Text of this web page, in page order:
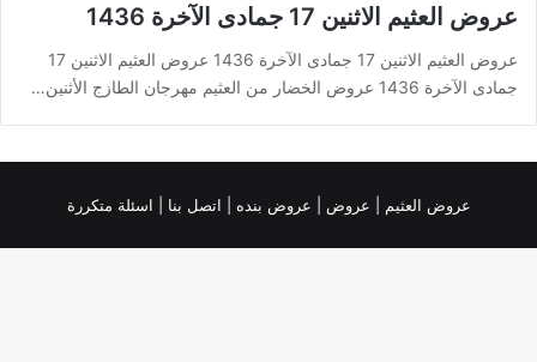
عروض العثيم الاثنين 17 جمادى الآخرة 1436
عروض العثيم الاثنين 17 جمادى الآخرة 1436 عروض العثيم الاثنين 17
جمادى الآخرة 1436 عروض الخضار من العثيم مهرجان الطازج الأثنين…
عروض العثيم عروض عروض بنده | اتصل بنا | اسئلة متكررة